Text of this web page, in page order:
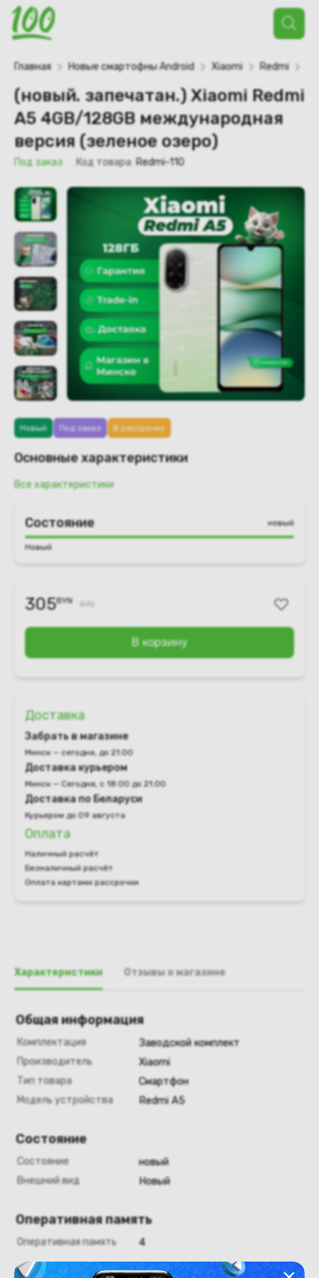
Поиск
товаров
Главная Новые смартофны Android Xiaomi Redmi
(новый. запечатан.) Xiaomi Redmi
A5 4GB/128GB международная
версия (зеленое озеро)
Под заказ Код товара: Redmi-110
Новый Под заказ В рассрочку
Основные характеристики
Все характеристики
Состояние новый
Новый
305BYN 370
В корзину
Доставка
Забрать в магазине
Минск — сегодня, до 21:00
Доставка курьером
Минск — Сегодня, с 18:00 до 21:00
Доставка по Беларуси
Курьером до 09 августа
Оплата
Наличный расчёт
Безналичный расчёт
Оплата картами рассрочки
Характеристики Отзывы о магазине
Общая информация
Комплектация
Заводской комплект
Производитель
Xiaomi
Тип товара
Смартфон
Модель устройства
Redmi A5
Состояние
Состояние
новый
Внешний вид
Новый
Оперативная память
Оперативная память 4